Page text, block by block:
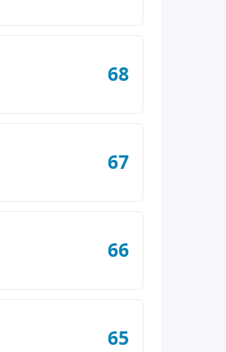
68
67
66
65